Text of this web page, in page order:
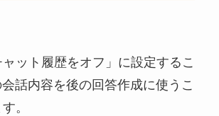
ット履歴をオフ」に設定するこ
話内容を後の回答作成に使うこ
。